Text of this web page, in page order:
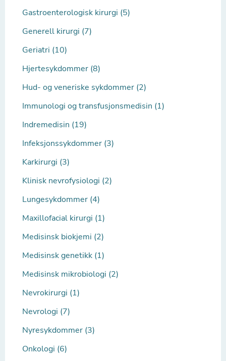
Gastroenterologisk kirurgi (5)
Generell kirurgi (7)
Geriatri (10)
Hjertesykdommer (8)
Hud- og veneriske sykdommer (2)
Immunologi og transfusjonsmedisin (1)
Indremedisin (19)
Infeksjonssykdommer (3)
Karkirurgi (3)
Klinisk nevrofysiologi (2)
Lungesykdommer (4)
Maxillofacial kirurgi (1)
Medisinsk biokjemi (2)
Medisinsk genetikk (1)
Medisinsk mikrobiologi (2)
Nevrokirurgi (1)
Nevrologi (7)
Nyresykdommer (3)
Onkologi (6)